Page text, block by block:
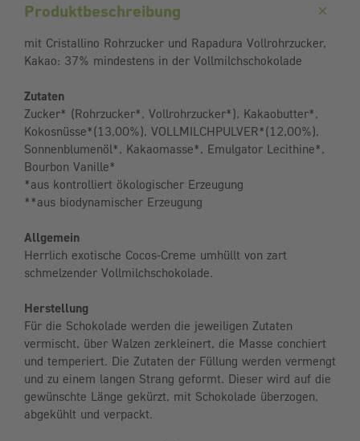
Produktbeschreibung
mit Cristallino Rohrzucker und Rapadura Vollrohrzucker,
Kakao: 37% mindestens in der Vollmilchschokolade
Zutaten
Zucker* (Rohrzucker*, Vollrohrzucker*), Kakaobutter*,
Kokosnüsse*(13,00%), VOLLMILCHPULVER*(12,00%),
Sonnenblumenöl*, Kakaomasse*, Emulgator Lecithine*,
Bourbon Vanille*
*aus kontrolliert ökologischer Erzeugung
**aus biodynamischer Erzeugung
Allgemein
Herrlich exotische Cocos-Creme umhüllt von zart
schmelzender Vollmilchschokolade.
Herstellung
Für die Schokolade werden die jeweiligen Zutaten
vermischt, über Walzen zerkleinert, die Masse conchiert
und temperiert. Die Zutaten der Füllung werden vermengt
und zu einem langen Strang geformt. Dieser wird auf die
gewünschte Länge gekürzt, mit Schokolade überzogen,
abgekühlt und verpackt.